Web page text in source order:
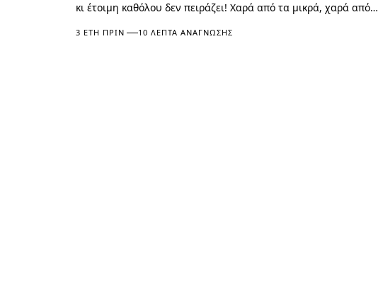
κι έτοιμη καθόλου δεν πειράζει! Χαρά από τα μικρά, χαρά από…
3 ΈΤΗ ΠΡΙΝ 10 ΛΕΠΤΆ ΑΝΆΓΝΩΣΗΣ